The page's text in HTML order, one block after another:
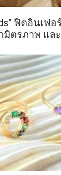
ฟิตอินเฟอ
มิตรภาพ แล